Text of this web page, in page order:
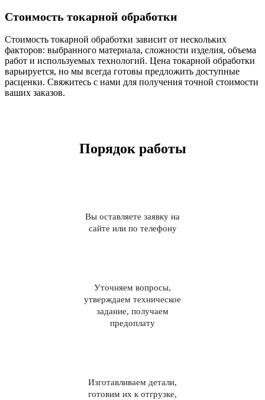
Стоимость токарной обработки
Стоимость токарной обработки зависит от нескольких
факторов: выбранного материала, сложности изделия, объема
работ и используемых технологий. Цена токарной обработки
варьируется, но мы всегда готовы предложить доступные
расценки. Свяжитесь с нами для получения точной стоимости
ваших заказов.
Порядок работы
Вы оставляете заявку на
сайте или по телефону
Уточняем вопросы,
утверждаем техническое
задание, получаем
предоплату
Изготавливаем детали,
готовим их к отгрузке,